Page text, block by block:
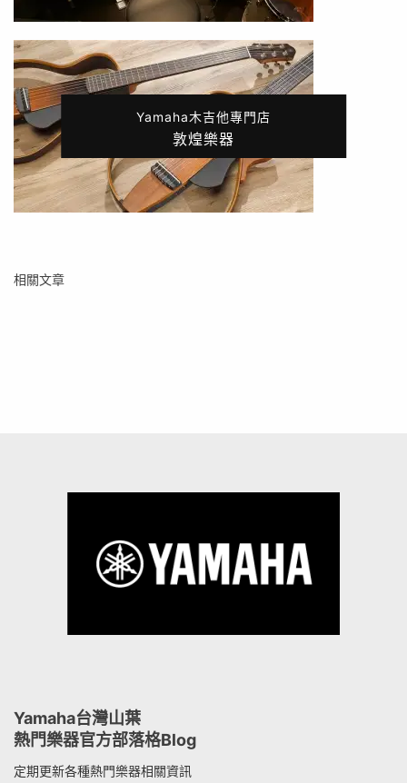
Yamaha木吉他專門店
敦煌樂器
相關文章
Yamaha台灣山葉
熱門樂器官方部落格Blog
定期更新各種熱門樂器相關資訊